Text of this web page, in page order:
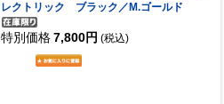
レクトリック ブラック／M.ゴールド
特別価格 7,800円 (税込)